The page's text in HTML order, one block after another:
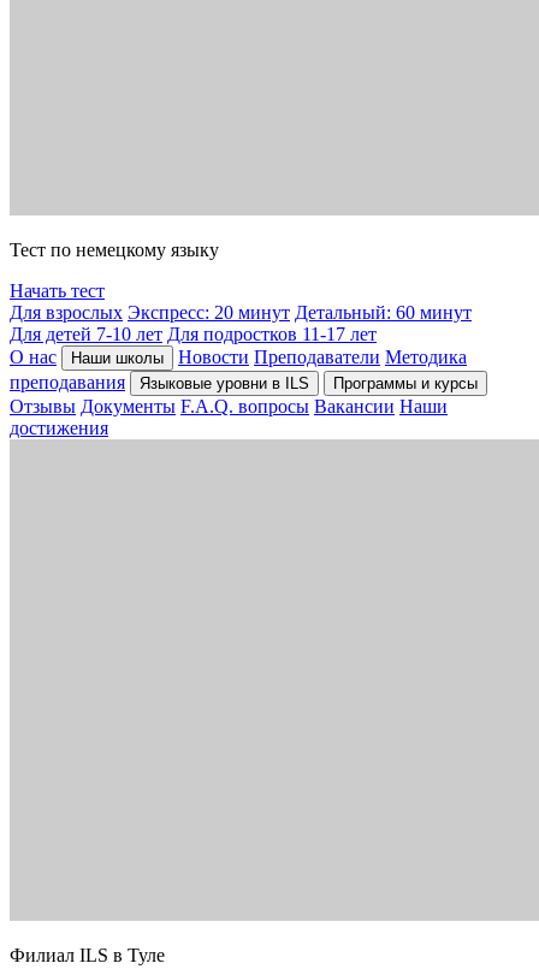
Тест по немецкому языку
Начать тест
Для взрослых Экспресс: 20 минут Детальный: 60 минут
Для детей 7-10 лет Для подростков 11-17 лет
О нас
Наши школы Новости Преподаватели Методика
преподавания
Языковые уровни в ILS Программы и курсы
Отзывы Документы F.A.Q. вопросы Вакансии Наши
достижения
Филиал ILS в Туле